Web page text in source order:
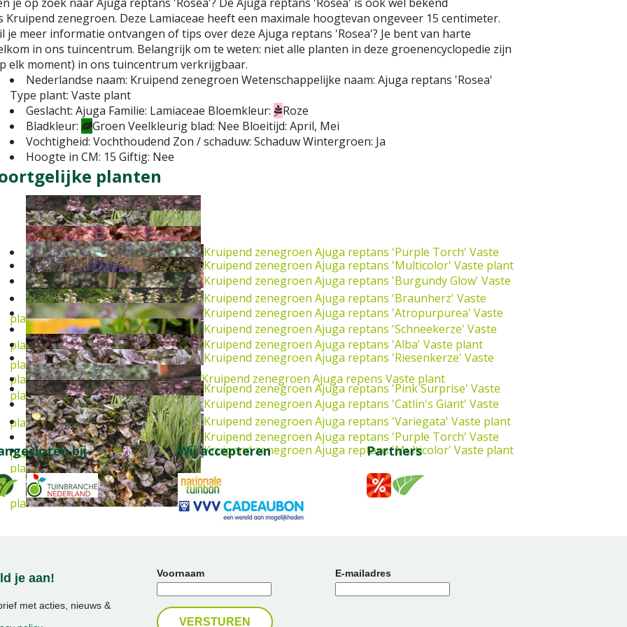
Kruipend zenegroen. Deze Lamiaceae heeft een maximale hoogtevan ongeveer 15 centimeter.
je meer informatie ontvangen of tips over deze Ajuga reptans 'Rosea'? Je bent van harte
in ons tuincentrum. Belangrijk om te weten: niet alle planten in deze groenencyclopedie zijn
elk moment) in ons tuincentrum verkrijgbaar.
Nederlandse naam: Kruipend zenegroen Wetenschappelijke naam: Ajuga reptans 'Rosea'
Type plant: Vaste plant
Geslacht: Ajuga Familie: Lamiaceae Bloemkleur:
Roze
Bladkleur:
Groen Veelkleurig blad: Nee Bloeitijd: April, Mei
Vochtigheid: Vochthoudend Zon / schaduw: SchaduwWintergroen: Ja
Hoogte in CM: 15 Giftig: Nee
planten
Kruipend zenegroen Ajuga reptans 'Purple Torch' Vaste
plant
Kruipend zenegroen Ajuga reptans 'Multicolor' Vaste plant
Kruipend zenegroen Ajuga reptans 'Burgundy Glow' Vaste
plant
Kruipend zenegroen Ajuga reptans 'Braunherz' Vaste
plant
Kruipend zenegroen Ajuga reptans 'Atropurpurea' Vaste
plant
Kruipend zenegroen Ajuga reptans 'Schneekerze' Vaste
plant
Kruipend zenegroen Ajuga reptans 'Alba' Vaste plant
Kruipend zenegroen Ajuga reptans 'Riesenkerze' Vaste
plant
Kruipend zenegroen Ajuga repens Vaste plant
Kruipend zenegroen Ajuga reptans 'Pink Surprise' Vaste
plant
Kruipend zenegroen Ajuga reptans 'Catlin's Giant' Vaste
plant
Kruipend zenegroen Ajuga reptans 'Variegata' Vaste plant
Kruipend zenegroen Ajuga reptans 'Purple Torch' Vaste
plant
Kruipend zenegroen Ajuga reptans 'Multicolor' Vaste plant
bij Wij accepteren Partners
je aan!
met acties, nieuws &
Voornaam E-mailadres